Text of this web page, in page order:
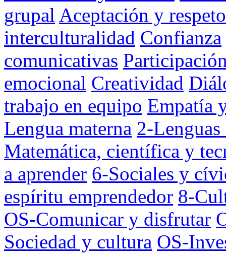
grupal Aceptación y respeto
interculturalidad Confianza
comunicativas
emocional Creatividad
trabajo en equipo Empatía
Lengua materna 2-
Matemática, científica y
a aprender 6-Sociales y
espíritu emprendedor 8-
OS-Comunicar y disfrutar
Sociedad y cultura OS-